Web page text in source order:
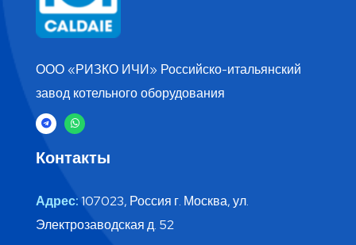
ООО «РИЗКО ИЧИ» Российско-итальянский
завод котельного оборудования
Контакты
Адрес:107023, Россия г. Москва, ул.
Электрозаводская д. 52